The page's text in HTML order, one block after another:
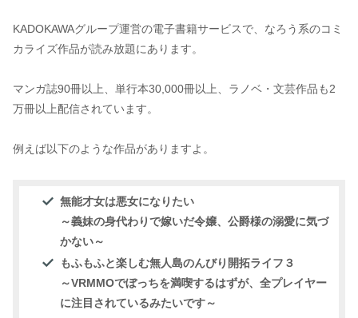
KADOKAWAグループ運営の電子書籍サービスで、なろう系のコミ
カライズ作品が読み放題にあります。
マンガ誌90冊以上、単行本30,000冊以上、ラノベ・文芸作品も2
万冊以上配信されています。
例えば以下のような作品がありますよ。
無能才女は悪女になりたい
～義妹の身代わりで嫁いだ令嬢、公爵様の溺愛に気づ
かない～
もふもふと楽しむ無人島のんびり開拓ライフ３
～VRMMOでぼっちを満喫するはずが、全プレイヤー
に注目されているみたいです～